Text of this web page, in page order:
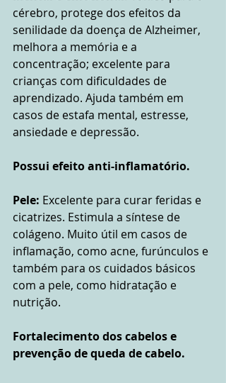
cérebro, protege dos efeitos da
senilidade da doença de Alzheimer,
melhora a memória e a
concentração; excelente para
crianças com dificuldades de
aprendizado. Ajuda também em
casos de estafa mental, estresse,
ansiedade e depressão.
Possui efeito anti-inflamatório.
Pele: Excelente para curar feridas e
cicatrizes. Estimula a síntese de
colágeno. Muito útil em casos de
inflamação, como acne, furúnculos e
também para os cuidados básicos
com a pele, como hidratação e
nutrição.
Fortalecimento dos cabelos e
prevenção de queda de cabelo.